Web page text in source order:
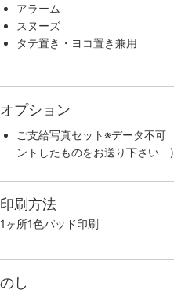
アラーム
スヌーズ
タテ置き・ヨコ置き兼用
オプション
ご支給写真セット※データ不
ントしたものをお送り下さい )
印刷方法
1ヶ所1色パッド印刷
のし